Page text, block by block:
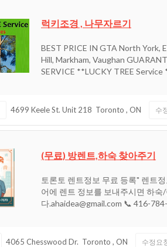
럭키조경 , 나무자르기
BEST PRICE IN GTA North York,
Hill, Markham, Vaughan
SERVICE **LUCKY TREE
4699 Keele St. Unit 218 Toronto , ON 수
(무료) 방렌트,하숙 찾아주기
토론토 렌트정보 무료 등록" 렌트
어에 렌트 정보를 보내주시면 하
다.ahaidea@gmail.com 📞 416-
4065 Chesswood Dr. Toronto , ON 수정요